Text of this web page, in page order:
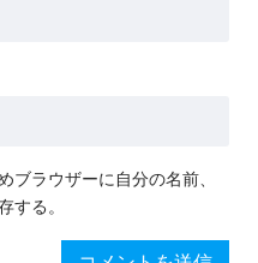
ブラウザーに自分の名前、
する。